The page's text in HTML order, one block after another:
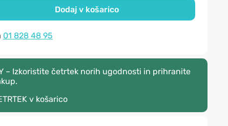
Dodaj v košarico
01 828 48 95
– Izkoristite četrtek norih ugodnosti in prihranite
v košarico